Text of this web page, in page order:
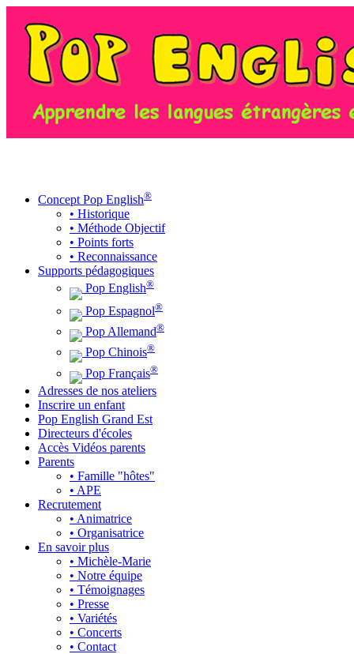
Concept Pop English®
• Historique
• Méthode Objectif
• Points forts
• Reconnaissance
Supports pédagogiques
Pop English®
Pop Espagnol®
Pop Allemand®
Pop Chinois®
Pop Français®
Adresses de nos ateliers
Inscrire un enfant
Pop English Grand Est
Directeurs d'écoles
Accès Vidéos parents
Parents
• Famille "hôtes"
• APE
Recrutement
• Animatrice
• Organisatrice
En savoir plus
• Michèle-Marie
• Notre équipe
• Témoignages
• Presse
• Variétés
• Concerts
• Contact